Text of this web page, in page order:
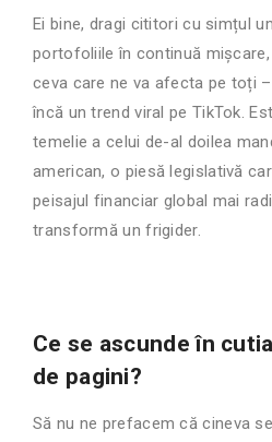
Ei bine, dragi cititori cu simțul
portofoliile în continuă
ceva care ne va afecta pe toți
încă un trend viral pe TikTok.
temelie a celui de-al doilea
american, o piesă legislativă
peisajul financiar global mai
transformă un frigider.
Ce se ascunde în
de pagini?
Să nu ne prefacem că cineva